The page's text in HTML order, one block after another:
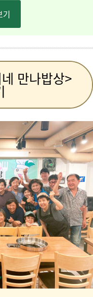
기
만나밥상>